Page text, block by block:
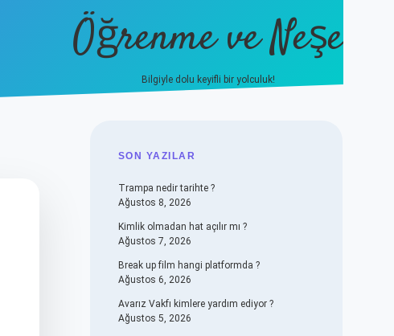
Öğrenme ve Neşe
Bilgiyle dolu keyifli bir yolculuk!
SIDEBAR
SON YAZILAR
Trampa nedir tarihte ?
Ağustos 8, 2026
Kimlik olmadan hat açılır mı ?
Ağustos 7, 2026
Break up film hangi platformda ?
Ağustos 6, 2026
Avarız Vakfı kimlere yardım ediyor ?
Ağustos 5, 2026